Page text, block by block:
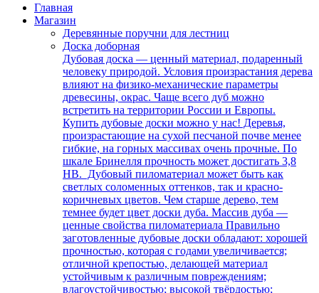
Главная
Магазин
Деревянные поручни для лестниц
Доска доборная
Дубовая доска — ценный материал, подаренный
человеку природой. Условия произрастания дерева
влияют на физико-механические параметры
древесины, окрас. Чаще всего дуб можно
встретить на территории России и Европы.
Купить дубовые доски можно у нас! Деревья,
произрастающие на сухой песчаной почве менее
гибкие, на горных массивах очень прочные. По
шкале Бринелля прочность может достигать 3,8
НВ. Дубовый пиломатериал может быть как
светлых соломенных оттенков, так и красно-
коричневых цветов. Чем старше дерево, тем
темнее будет цвет доски дуба. Массив дуба —
ценные свойства пиломатериала Правильно
заготовленные дубовые доски обладают: хорошей
прочностью, которая с годами увеличивается;
отличной крепостью, делающей материал
устойчивым к различным повреждениям;
влагоустойчивостью; высокой твёрдостью;